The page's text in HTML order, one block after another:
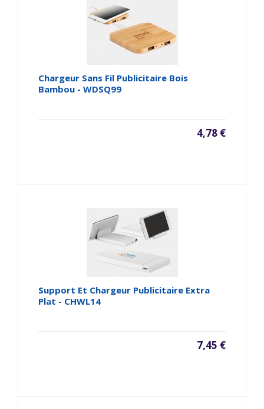
Chargeur Sans Fil Publicitaire Bois
Bambou - WDSQ99
4,78 €
Support Et Chargeur Publicitaire Extra
Plat - CHWL14
7,45 €